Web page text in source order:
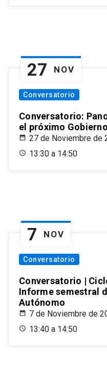
27 NOV
Conversatorio
Conversatorio:
el próximo
27 de Noviembre de
13:30 a 14:50
7 NOV
Conversatorio
Conversatorio |
Informe semestral
Autónomo
7 de Noviembre de
13:40 a 14:50